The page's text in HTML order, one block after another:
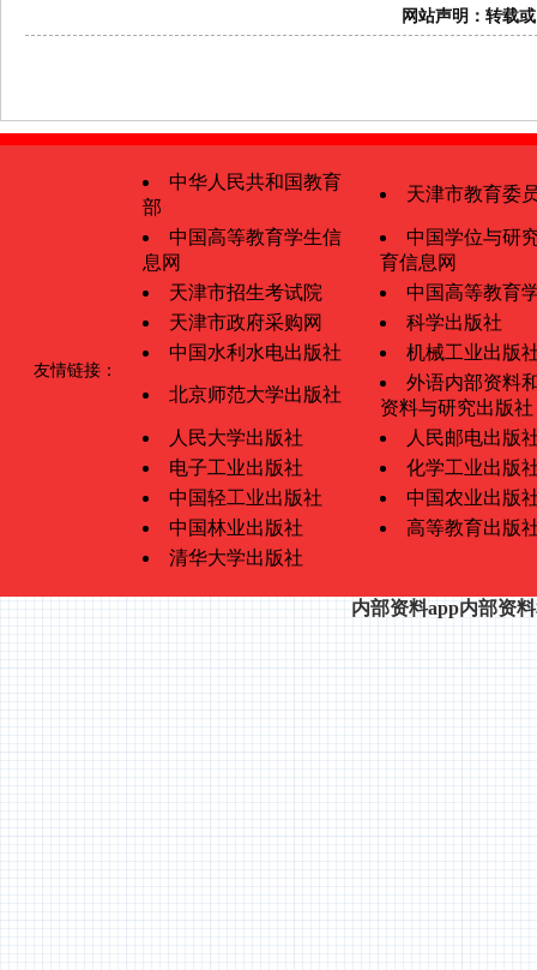
网站声明：
友情链接：
中华人民共和国教育
部
天津市教育委
中国高等教育学生信
息网
中国学位与研
育信息网
天津市招生考试院
中国高等教育
天津市政府采购网
科学出版社
中国水利水电出版社
机械工业出版
北京师范大学出版社
外语内部资料
资料与研究出版社
人民大学出版社
人民邮电出版
电子工业出版社
化学工业出版
中国轻工业出版社
中国农业出版
中国林业出版社
高等教育出版
清华大学出版社
内部资料app内部资